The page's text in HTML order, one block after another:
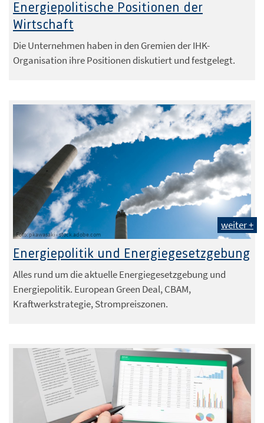
Energiepolitische Positionen der
Wirtschaft
Die Unternehmen haben in den Gremien der IHK-
Organisation ihre Positionen diskutiert und festgelegt.
Foto: pkawasaki - stock.adobe.com
weiter +
Energiepolitik und Energiegesetzgebung
Alles rund um die aktuelle Energiegesetzgebung und
Energiepolitik. European Green Deal, CBAM,
Kraftwerkstrategie, Strompreiszonen.